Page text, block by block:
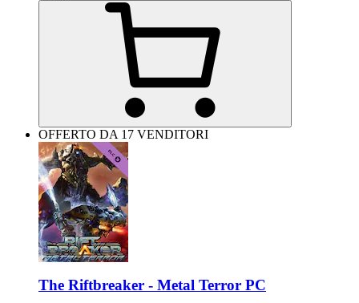
OFFERTO DA 17 VENDITORI
The Riftbreaker - Metal Terror PC